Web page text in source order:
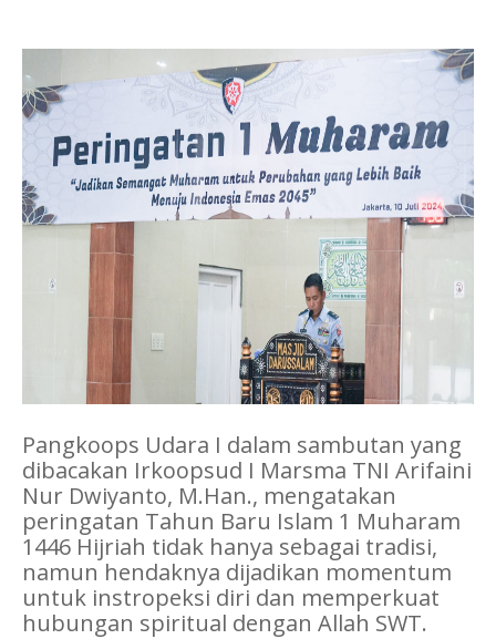
Pangkoops Udara I dalam sambutan yang
dibacakan Irkoopsud I Marsma TNI Arifaini
Nur Dwiyanto, M.Han., mengatakan
peringatan Tahun Baru Islam 1 Muharam
1446 Hijriah tidak hanya sebagai tradisi,
namun hendaknya dijadikan momentum
untuk instropeksi diri dan memperkuat
hubungan spiritual dengan Allah SWT.